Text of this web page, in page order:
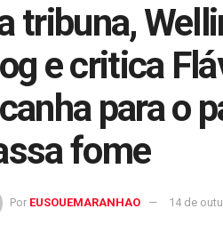
tribuna,
e critica
para o
fome
Por EUSOUEMARANHAO 14 de